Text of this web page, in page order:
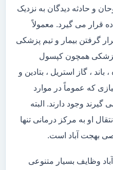
و حادثه دیدگان به نزدیک
قرار می گیرد. معمولاً
گرفتن بیمار و تیم پزشکی
همچون کپسول
، گاز استریل ، بتادین و
که عموماً در موارد
گیرند وجود دارند. البته
او به مرکز درمانی تنها
بهجت آباد است.
وظایف بسیار متنوعی